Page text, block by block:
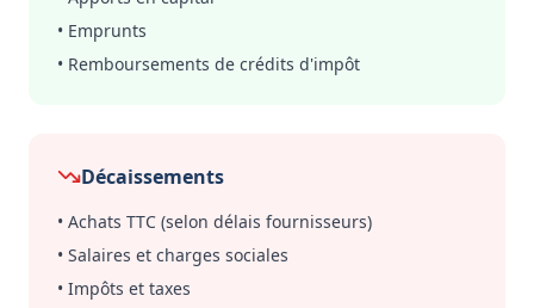
• Emprunts
• Remboursements de crédits d'impôt
Décaissements
• Achats TTC (selon délais fournisseurs)
• Salaires et charges sociales
• Impôts et taxes